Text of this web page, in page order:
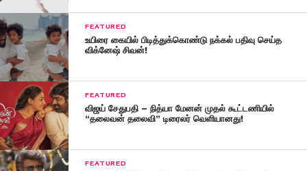
FEATURED
உயிரை கையில் பிடித்துக்கொண்டு நக்கல் பதிவு செய்த
விக்னேஷ் சிவன்!
FEATURED
விஜய் சேதுபதி – நித்யா மேனன் முதல் கூட்டணியில்
“தலைவன் தலைவி” டிரைலர் வெளியானது!
FEATURED